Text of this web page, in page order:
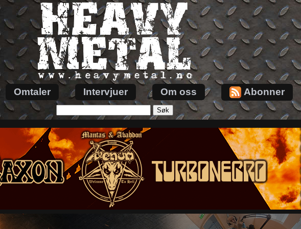
Omtaler Intervjuer Om oss Abonner
etter: